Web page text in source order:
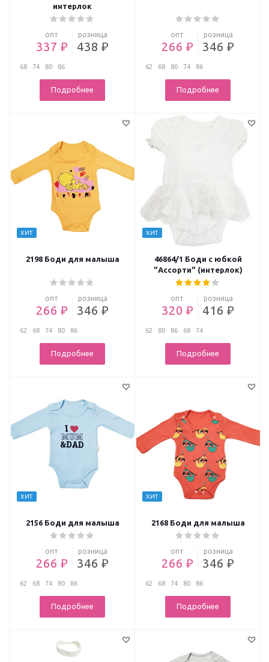
интерлок
опт
337 ₽
розница
438 ₽
68 74 80 86
Подробнее
опт
266 ₽
розница
346 ₽
62 68 80 74 86
Подробнее
ХИТ
2198 Боди для малыша
опт
266 ₽
розница
346 ₽
62 68 74 80 86
Подробнее
ХИТ
46864/1 Боди с юбкой
"Ассорти" (интерлок)
опт
320 ₽
розница
416 ₽
62 80 86 68 74
Подробнее
ХИТ
2156 Боди для малыша
опт
266 ₽
розница
346 ₽
62 68 74 80 86
Подробнее
ХИТ
2168 Боди для малыша
опт
266 ₽
розница
346 ₽
62 68 74 80 86
Подробнее